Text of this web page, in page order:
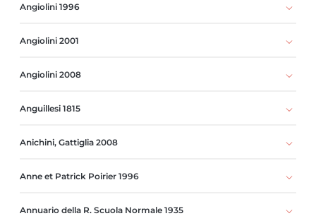
Angiolini 1996
Angiolini 2001
Angiolini 2008
Anguillesi 1815
Anichini, Gattiglia 2008
Anne et Patrick Poirier 1996
Annuario della R. Scuola Normale 1935